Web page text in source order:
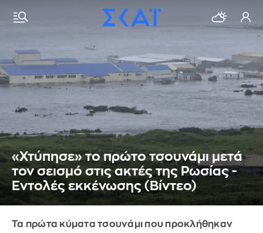
«Χτύπησε» το πρώτο τσουνάμι μετά
τον σεισμό στις ακτές της Ρωσίας -
Εντολές εκκένωσης (Βίντεο)
Τα πρώτα κύματα τσουνάμι που προκλήθηκαν